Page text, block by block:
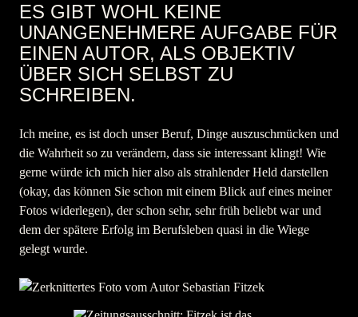
ES GIBT WOHL KEINE
UNANGENEHMERE AUFGABE FÜR
EINEN AUTOR, ALS OBJEKTIV
ÜBER SICH SELBST ZU
SCHREIBEN.
Ich meine, es ist doch unser Beruf, Dinge auszuschmücken und
die Wahrheit so zu verändern, dass sie interessant klingt! Wie
gerne würde ich mich hier also als strahlender Held darstellen
(okay, das können Sie schon mit einem Blick auf eines meiner
Fotos widerlegen), der schon sehr, sehr früh beliebt war und
dem der spätere Erfolg im Berufsleben quasi in die Wiege
gelegt wurde.